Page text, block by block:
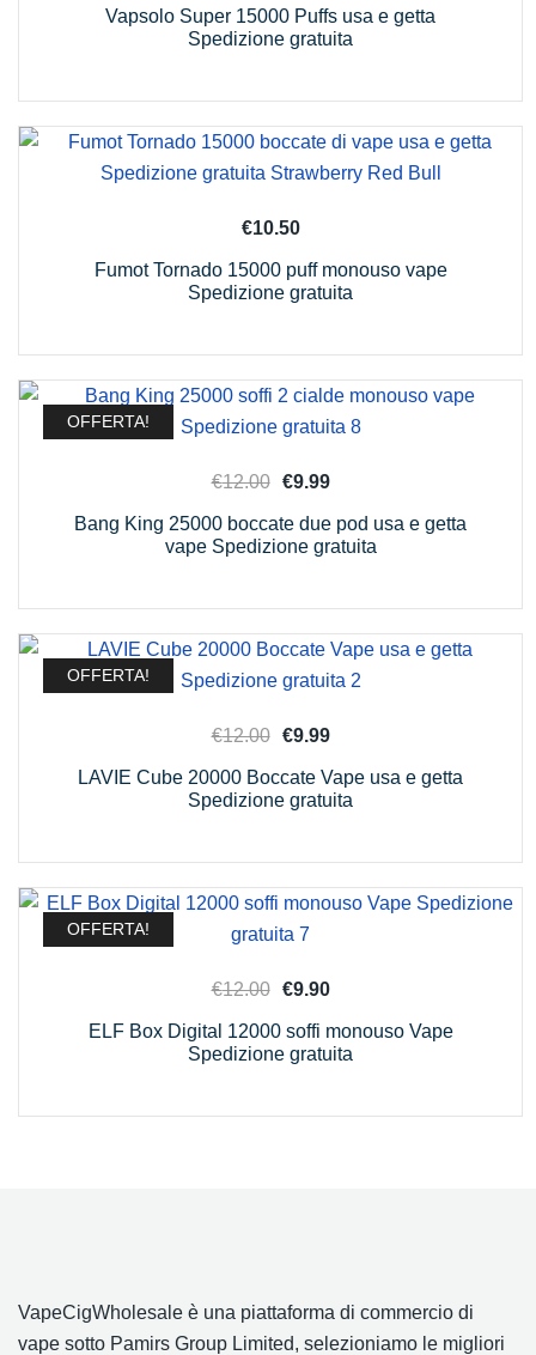
Vapsolo Super 15000 Puffs usa e getta
Spedizione gratuita
€10.50
Fumot Tornado 15000 puff monouso vape
Spedizione gratuita
OFFERTA!
€12.00
Il
prezzo
originale
€12.00.
€9.99Il
prezzo
attuale
€9.99.
Bang King 25000 boccate due pod usa e getta
vape Spedizione gratuita
OFFERTA!
€12.00
Il
prezzo
originale
€12.00.
€9.99Il
prezzo
attuale
€9.99.
LAVIE Cube 20000 Boccate Vape usa e getta
Spedizione gratuita
OFFERTA!
€12.00
Il
prezzo
originale
€12.00.
€9.90Il
attuale
€9.90.
ELF Box Digital 12000 soffi monouso Vape
Spedizione gratuita
VapeCigWholesale è una piattaforma di commercio di
vape sotto Pamirs Group Limited, selezioniamo le migliori